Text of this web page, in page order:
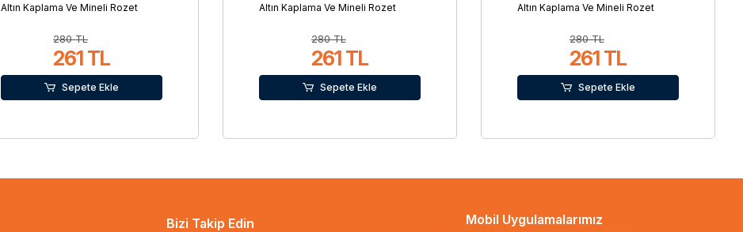
Altın Kaplama Ve Mineli Rozet
280 TL
261 TL
Sepete Ekle
Altın Kaplama Ve Mineli Rozet
280 TL
261 TL
Sepete Ekle
Altın Kaplama Ve Mineli Rozet
280 TL
261 TL
Sepete Ekle
Bizi Takip Edin Mobil Uygulamalarımız